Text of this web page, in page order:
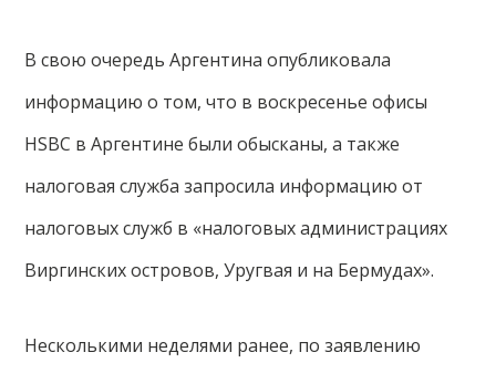
В свою очередь Аргентина опубликовала
информацию о том, что в воскресенье офисы
HSBC в Аргентине были обысканы, а также
налоговая служба запросила информацию от
налоговых служб в «налоговых администрациях
Виргинских островов, Уругвая и на Бермудах».
Несколькими неделями ранее, по заявлению